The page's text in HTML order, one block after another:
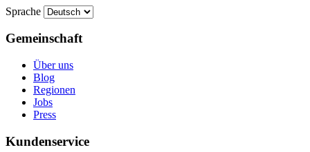
Sprache
Gemeinschaft
Über uns
Blog
Regionen
Jobs
Press
Kundenservice